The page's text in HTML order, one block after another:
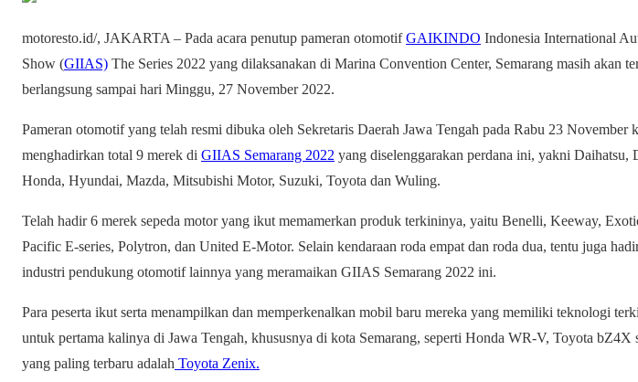
motoresto.id/, JAKARTA – Pada acara penutup pameran otomotifGAIKINDO Indonesia International
Show (GIIAS) The Series 2022 yang dilaksanakan di Marina Convention Center, Semarang masih akan
berlangsung sampai hari Minggu, 27 November 2022.
Pameran otomotif yang telah resmi dibuka oleh Sekretaris Daerah Jawa Tengah pada Rabu 23 November
menghadirkan total 9 merek di GIIAS Semarang 2022 yang diselenggarakan perdana ini, yakni Daihatsu,
Honda, Hyundai, Mazda, Mitsubishi Motor, Suzuki, Toyota dan Wuling.
Telah hadir 6 merek sepeda motor yang ikut memamerkan produk terkininya, yaitu Benelli, Keeway,
Pacific E-series, Polytron, dan United E-Motor. Selain kendaraan roda empat dan roda dua, tentu juga
industri pendukung otomotif lainnya yang meramaikan GIIAS Semarang 2022 ini.
Para peserta ikut serta menampilkan dan memperkenalkan mobil baru mereka yang memiliki teknologi
untuk pertama kalinya di Jawa Tengah, khususnya di kota Semarang, seperti Honda WR-V, Toyota bZ4X
yang paling terbaru adalah Toyota Zenix.